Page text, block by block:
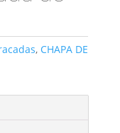
, CHAPA DE